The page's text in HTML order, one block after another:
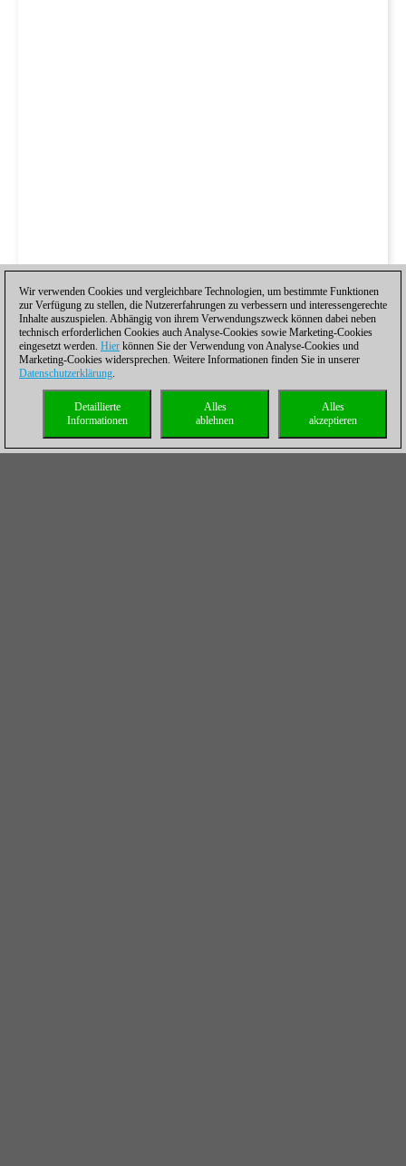
Wir verwenden Cookies und vergleichbare Technologien, um bestimmte Funktionen
zur Verfügung zu stellen, die Nutzererfahrungen zu verbessern und interessengerechte
Inhalte auszuspielen. Abhängig von ihrem Verwendungszweck können dabei neben
technisch erforderlichen Cookies auch Analyse-Cookies sowie Marketing-Cookies
eingesetzt werden. Hier können Sie der Verwendung von Analyse-Cookies und
Marketing-Cookies widersprechen. Weitere Informationen finden Sie in unserer
Datenschutzerklärung.
Alles
akzeptieren
Alles
ablehnen
Detaillierte
Informationen